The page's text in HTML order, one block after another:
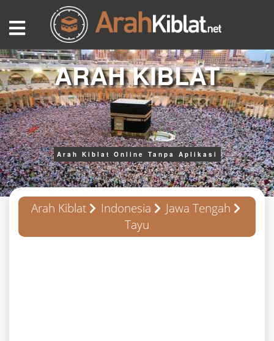
ARAH KIBLAT
Arah Kiblat Online Tanpa Aplikasi
Arah Kiblat Indonesia
Jawa Tengah
Tayu